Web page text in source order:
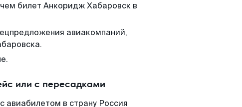
билет Анкоридж Хабаровск в
авиакомпаний,
или с пересадками
в страну Россия